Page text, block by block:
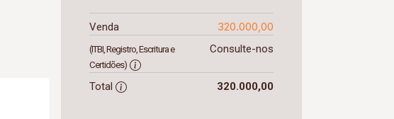
Venda 320.000,00
(ITBI, Registro, Escritura e
Certidões)
Consulte-nos
Total 320.000,00